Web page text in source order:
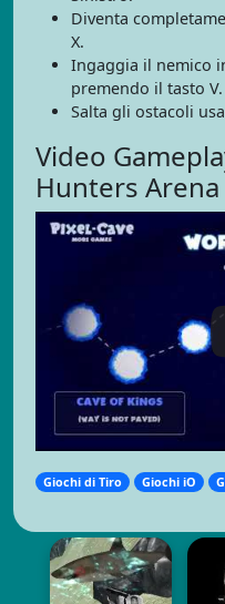
Diventa
X.
Ingaggia il nemico
premendo il tasto V.
Salta gli ostacoli
Video
Hunters Arena
Giochi di Tiro Giochi iO